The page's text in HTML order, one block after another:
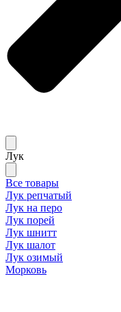
Лук
Все товары
Лук репчатый
Лук на перо
Лук порей
Лук шнитт
Лук шалот
Лук озимый
Морковь